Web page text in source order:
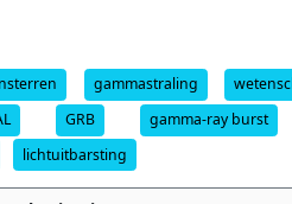
gammastraling
GRB gamma-ray burst
lichtuitbarsting